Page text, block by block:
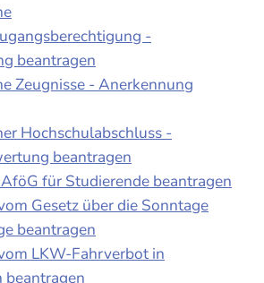
-
beantragen
Zeugnisse - Anerkennung
Hochschulabschluss -
beantragen
für Studierende beantragen
Gesetz über die Sonntage
beantragen
LKW-Fahrverbot in
beantragen